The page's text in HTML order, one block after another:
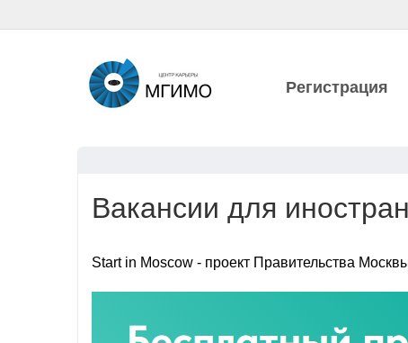
Регистрация
Вакансии для
Start in Moscow - проект Правительства